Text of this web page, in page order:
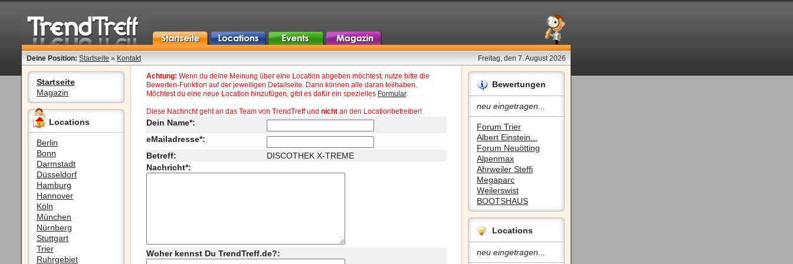
Deine Position: Startseite » Kontakt Freitag, den 7. August 2026
Startseite
Magazin
Locations
Berlin
Bonn
Darmstadt
Düsseldorf
Hamburg
Hannover
Köln
München
Nürnberg
Stuttgart
Trier
Ruhrgebiet
Bewertungen
neu eingetragen...
Forum Trier
Albert Einstein...
Forum Neuötting
Alpenmax
Ahrweiler Steffi
Megaparc
Weilerswist
BOOTSHAUS
Locations
neu eingetragen...
Achtung: Wenn du deine Meinung über eine Location abgeben möchtest, nutze bitte die
Bewerten-Funktion auf der jeweiligen Detailseite. Dann können alle daran teilhaben.
Möchtest du eine neue Location hinzufügen, gibt es dafür ein spezielles Formular.
Diese Nachricht geht an das Team von TrendTreff und nicht an den Locationbetreiber!
Dein Name*:
eMailadresse*:
Betreff:
DISCOTHEK X-TREME
Nachricht*:
Woher kennst Du TrendTreff.de?: